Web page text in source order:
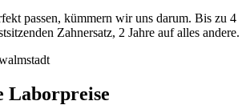
passen, kümmern wir uns darum. Bis zu 4
Zahnersatz, 2 Jahre auf alles andere.
Laborpreise